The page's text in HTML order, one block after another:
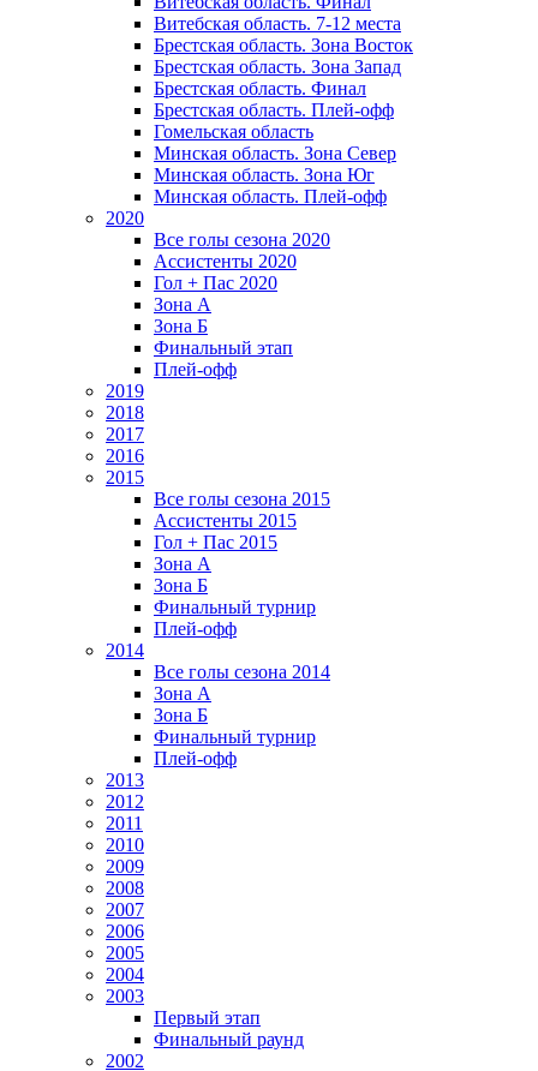
Витебская область. 7-12 места
Брестская область. Зона Восток
Брестская область. Зона Запад
Брестская область. Финал
Брестская область. Плей-офф
Гомельская область
Минская область. Зона Север
Минская область. Зона Юг
Минская область. Плей-офф
2020
Все голы сезона 2020
Ассистенты 2020
Гол + Пас 2020
Зона А
Зона Б
Финальный этап
Плей-офф
2019
2018
2017
2016
2015
Все голы сезона 2015
Ассистенты 2015
Гол + Пас 2015
Зона А
Зона Б
Финальный турнир
Плей-офф
2014
Все голы сезона 2014
Зона А
Зона Б
Финальный турнир
Плей-офф
2013
2012
2011
2010
2009
2008
2007
2006
2005
2004
2003
Первый этап
Финальный раунд
2002